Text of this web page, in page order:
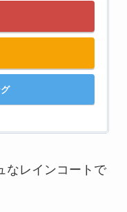
なレインコートで